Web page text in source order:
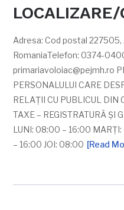
LOCALIZARE/
Adresa: Cod postal 227505,
RomaniaTelefon: 0374-
primariavoloiac@pejmh.ro
PERSONALULUI CARE
RELAŢII CU PUBLICUL DIN
TAXE – REGISTRATURĂ ŞI
LUNI: 08:00 – 16:00
– 16:00 JOI: 08:00 [Read